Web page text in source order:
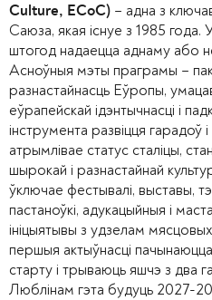
Culture, ECoC) – адна з
Саюза, якая існуе з 1985
штогод надаецца аднаму або
Асноўныя мэты праграмы –
разнастайнасць Еўропы,
еўрапейскай ідэнтычнасці і
інструмента развіцця гарадоў і
атрымлівае статус сталіцы,
шырокай і разнастайнай
ўключае фестывалі, выставы,
пастаноўкі, адукацыйныя і
ініцыятывы з удзелам
першыя актыўнасці
старту і трываюць яшчэ з два
Люблінам гэта будуць 2027-